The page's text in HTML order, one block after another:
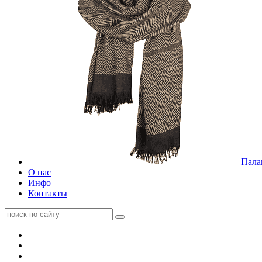
О нас
Инфо
Контакты